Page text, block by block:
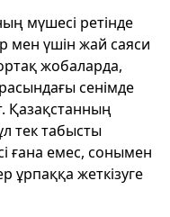
мүшесі ретінде
мен үшін жай саяси
жобаларда,
сенімде
Қазақстанның
тек табысты
ғана емес, сонымен
ұрпаққа жеткізуге